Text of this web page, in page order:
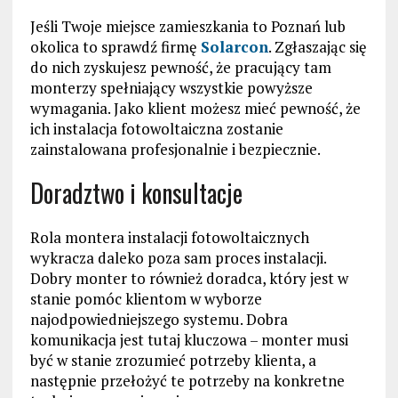
Jeśli Twoje miejsce zamieszkania to Poznań lub
okolica to sprawdź firmę Solarcon. Zgłaszając się
do nich zyskujesz pewność, że pracujący tam
monterzy spełniający wszystkie powyższe
wymagania. Jako klient możesz mieć pewność, że
ich instalacja fotowoltaiczna zostanie
zainstalowana profesjonalnie i bezpiecznie.
Doradztwo i konsultacje
Rola montera instalacji fotowoltaicznych
wykracza daleko poza sam proces instalacji.
Dobry monter to również doradca, który jest w
stanie pomóc klientom w wyborze
najodpowiedniejszego systemu. Dobra
komunikacja jest tutaj kluczowa – monter musi
być w stanie zrozumieć potrzeby klienta, a
następnie przełożyć te potrzeby na konkretne